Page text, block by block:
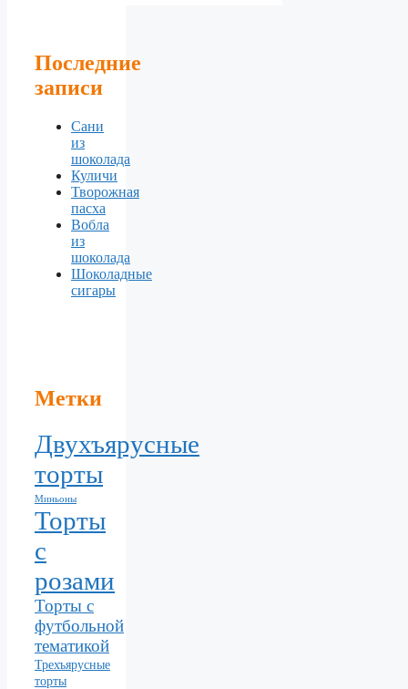
Последние
записи
Сани
из
шоколада
Куличи
Творожная
пасха
Вобла
из
шоколада
Шоколадные
сигары
Метки
Двухъярусные
торты
Миньоны
Торты
с
розами
Торты с
футбольной
тематикой
Трехъярусные
торты